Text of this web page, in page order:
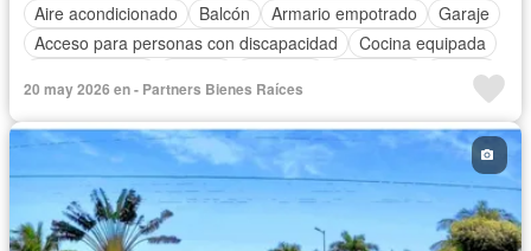
Aire acondicionado
Balcón Armario empotrado
Garaje
Acceso para personas con discapacidad
Cocina equipada
Piscina
20 may 2026 en - Partners Bienes Raíces